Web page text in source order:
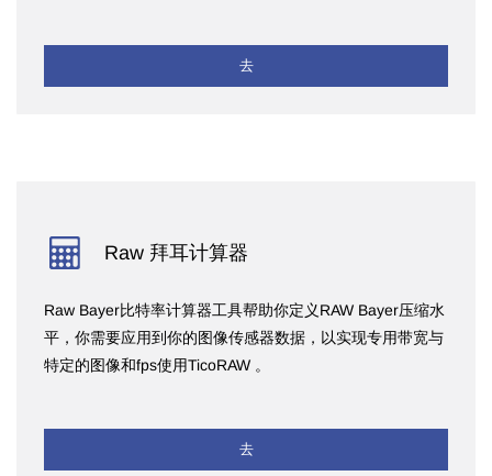
去
Raw 拜耳计算器
Raw Bayer比特率计算器工具帮助你定义RAW Bayer压缩水
平，你需要应用到你的图像传感器数据，以实现专用带宽与
特定的图像和fps使用TicoRAW 。
去